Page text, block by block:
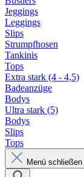
Jeggings
Leggings
Slips
Strumpfhosen
Tankinis
Tops
Extra stark (4 - 4,5)
Badeanzüge
Bodys
Ultra stark (5)
Bodys
Slips
Tops
Menü schließen